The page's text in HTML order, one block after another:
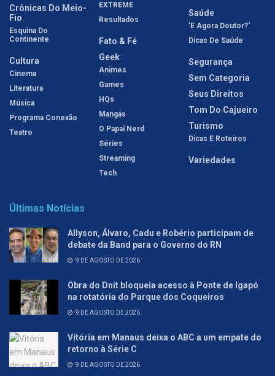
Crônicas Do Meio-
Fio
Esquina Do
Continente
Cultura
Cinema
Literatura
Música
Programa Conexão
Teatro
EXTREME
Resultados
Fato & Fé
Geek
Animes
Games
HQs
Mangás
O Papai Nerd
Séries
Streaming
Tech
Saúde
'E Agora Doutor?'
Dicas De Saúde
Segurança
Sem Categoria
Seus Direitos
Tom Do Cajueiro
Turismo
Dicas E Roteiros
Variedades
Últimas Notícias
Allyson, Álvaro, Cadu e Robério participam de
debate da Band para o Governo do RN
9 DE AGOSTO DE 2026
Obra do Dnit bloqueia acesso à Ponte de Igapó
na rotatória do Parque dos Coqueiros
9 DE AGOSTO DE 2026
Vitória em Manaus deixa o ABC a um empate do
retorno à Série C
9 DE AGOSTO DE 2026